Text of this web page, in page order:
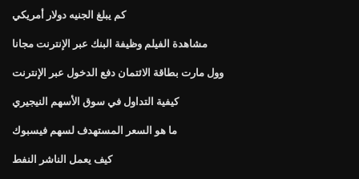
كم يبلغ الجنيه دولار أمريكي
مشاهدة الفيلم وظيفة البنك عبر الإنترنت مجانا
وول مارت بطاقة الائتمان دفع الدخول عبر الإنترنت
كيفية التداول في سوق الأسهم النيجيري
ما هو السعر المستهدف لسهم فيسبوك
كيف يعمل الناشر النفط